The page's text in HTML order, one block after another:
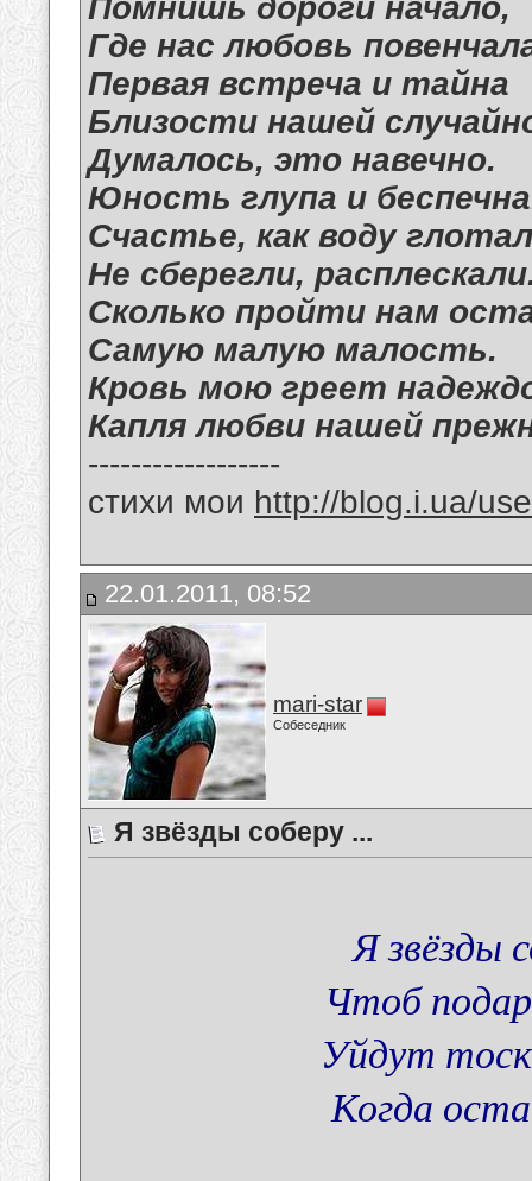
Помнишь дороги начало,
Где нас любовь
Первая встреча и тайна
Близости нашей
Думалось, это навечно.
Юность глупа и
Счастье, как воду
Не сберегли,
Сколько пройти нам
Самую малую малость.
Кровь мою греет
Капля любви нашей
------------------
стихи мои http://blog.i.ua/
22.01.2011, 08:52
mari-star
Собеседник
Я звёзды соберу ...
Я звёзды
Чтоб
Уйдут
Когда